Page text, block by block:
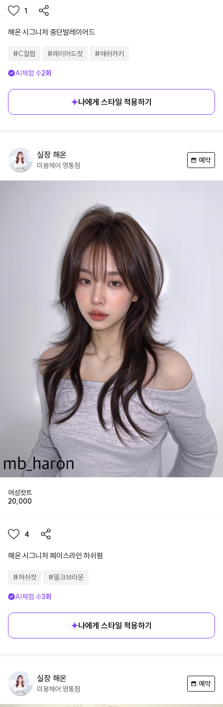
1
해온 시그니처 중단발레이어드
#C컬펌 #레이어드컷 #애쉬카키
AI체험 수2회
나에게 스타일 적용하기
실장 해온
미봉헤어 영통점
예약
여성컷트
20,000
4
해온 시그니처 페이스라인 허쉬펌
#허쉬컷 #밀크브라운
AI체험 수3회
나에게 스타일 적용하기
실장 해온
미봉헤어 영통점
예약